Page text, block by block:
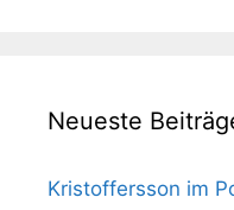
Neueste
Kristoffersson im